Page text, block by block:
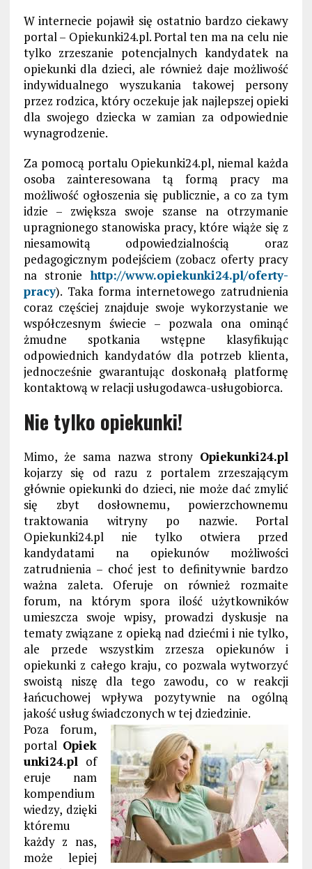
W internecie pojawił się ostatnio bardzo ciekawy
portal – Opiekunki24.pl. Portal ten ma na celu nie
tylko zrzeszanie potencjalnych kandydatek na
opiekunki dla dzieci, ale również daje możliwość
indywidualnego wyszukania takowej persony
przez rodzica, który oczekuje jak najlepszej opieki
dla swojego dziecka w zamian za odpowiednie
wynagrodzenie.
Za pomocą portalu Opiekunki24.pl, niemal każda
osoba zainteresowana tą formą pracy ma
możliwość ogłoszenia się publicznie, a co za tym
idzie – zwiększa swoje szanse na otrzymanie
upragnionego stanowiska pracy, które wiąże się z
niesamowitą odpowiedzialnością oraz
pedagogicznym podejściem (zobacz oferty pracy
na stroniehttp://www.opiekunki24.pl/oferty-
pracy). Taka forma internetowego zatrudnienia
coraz częściej znajduje swoje wykorzystanie we
współczesnym świecie – pozwala ona ominąć
żmudne spotkania wstępne klasyfikując
odpowiednich kandydatów dla potrzeb klienta,
jednocześnie gwarantując doskonałą platformę
kontaktową w relacji usługodawca-usługobiorca.
Nie tylko opiekunki!
Mimo, że sama nazwa strony Opiekunki24.pl
kojarzy się od razu z portalem zrzeszającym
głównie opiekunki do dzieci, nie może dać zmylić
się zbyt dosłownemu, powierzchownemu
traktowania witryny po nazwie. Portal
Opiekunki24.pl nie tylko otwiera przed
kandydatami na opiekunów możliwości
zatrudnienia – choć jest to definitywnie bardzo
ważna zaleta. Oferuje on również rozmaite
forum, na którym spora ilość użytkowników
umieszcza swoje wpisy, prowadzi dyskusje na
tematy związane z opieką nad dziećmi i nie tylko,
ale przede wszystkim zrzesza opiekunów i
opiekunki z całego kraju, co pozwala wytworzyć
swoistą niszę dla tego zawodu, co w reakcji
łańcuchowej wpływa pozytywnie na ogólną
jakość usług świadczonych w tej dziedzinie.
Poza forum,
portal Opiek
unki24.pl of
eruje nam
kompendium
wiedzy, dzięki
któremu
każdy z nas,
może lepiej